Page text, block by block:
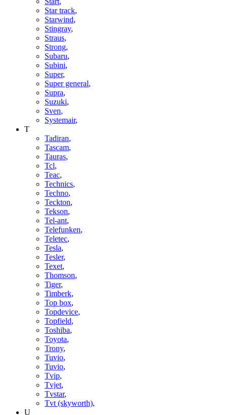
Star track,
Starwind,
Stingray,
Straus,
Strong,
Subaru,
Subini,
Super,
Super general,
Supra,
Suzuki,
Sven,
Systemair,
T
Tadiran,
Tascam,
Tauras,
Tcl,
Teac,
Technics,
Techno,
Teckton,
Tekson,
Tel-ant,
Telefunken,
Teletec,
Tesla,
Tesler,
Texet,
Thomson,
Tiger,
Timberk,
Top box,
Topdevice,
Topfield,
Toshiba,
Toyota,
Trony,
Tuvio,
Tuvio,
Tvip,
Tvjet,
Tvstar,
Tvt (skyworth),
U